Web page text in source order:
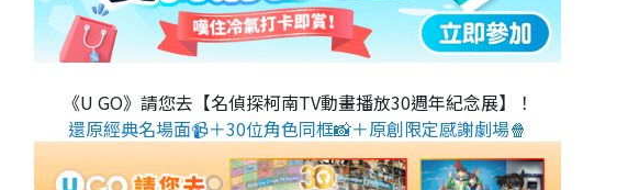
《U GO》請您去【名偵探柯南TV動畫播放30週年紀念展】！
還原經典名場面📹＋30位角色同框📸＋原創限定感謝劇場🍿